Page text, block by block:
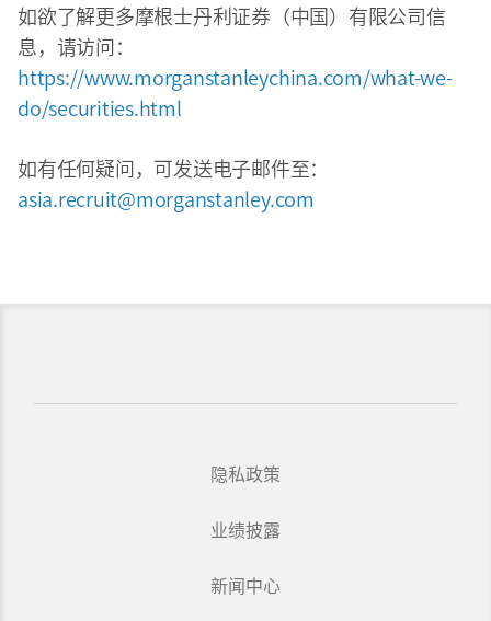
如欲了解更多摩根士丹利证券（中国）有限公司信
息，请访问：
https://www.morganstanleychina.com/what-we-
do/securities.html
如有任何疑问，可发送电子邮件至：
asia.recruit@morganstanley.com
隐私政策
业绩披露
新闻中心